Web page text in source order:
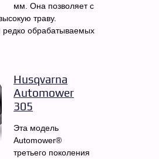
мм. Она позволяет с
траву.
редко обрабатываемых
Husqvarna
Automower
305
Эта модель
Automower®
третьего поколения